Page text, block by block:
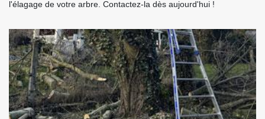
l'élagage de votre arbre. Contactez-la dès aujourd'hui !